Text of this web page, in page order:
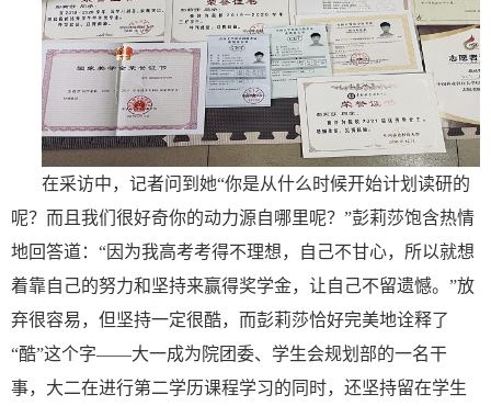
在采访中，记者问到她“你是从什么时候开始计划读研的
呢？而且我们很好奇你的动力源自哪里呢？”彭莉莎饱含热情
地回答道：“因为我高考考得不理想，自己不甘心，所以就想
着靠自己的努力和坚持来赢得奖学金，让自己不留遗憾。”放
弃很容易，但坚持一定很酷，而彭莉莎恰好完美地诠释了
“酷”这个字——大一成为院团委、学生会规划部的一名干
事，大二在进行第二学历课程学习的同时，还坚持留在学生